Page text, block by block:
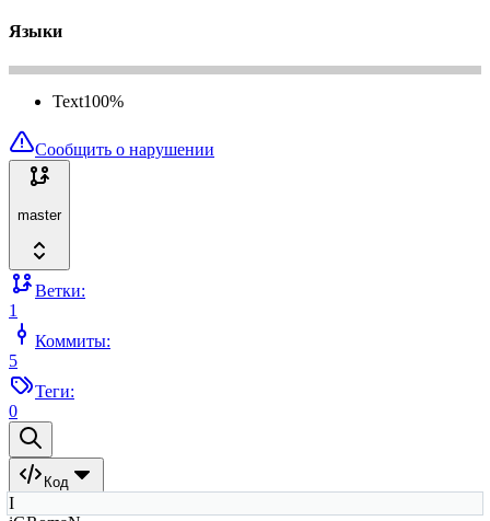
Языки
Text100%
Сообщить о нарушении
master
Ветки:
1
Коммиты:
5
Теги:
0
Код
I